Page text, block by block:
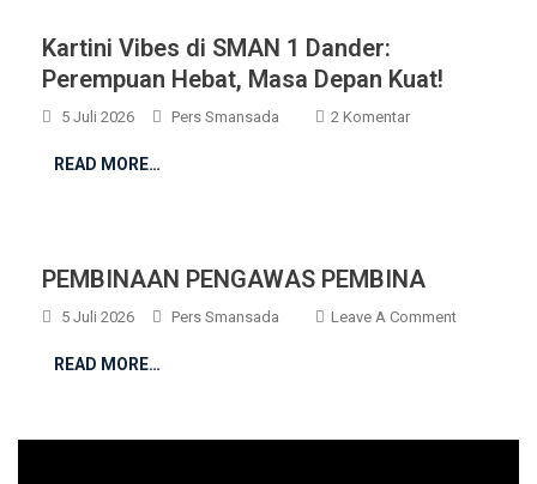
Kartini Vibes di SMAN 1 Dander:
Perempuan Hebat, Masa Depan Kuat!
5 Juli 2026 Pers Smansada 2 KomentarPada
Dander:
Perempuan
READ MORE…
PEMBINAAN PENGAWAS PEMBINA
5 Juli 2026 Pers Smansada Leave A CommentOn
READ MORE…